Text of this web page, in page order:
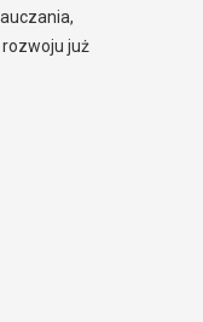
już